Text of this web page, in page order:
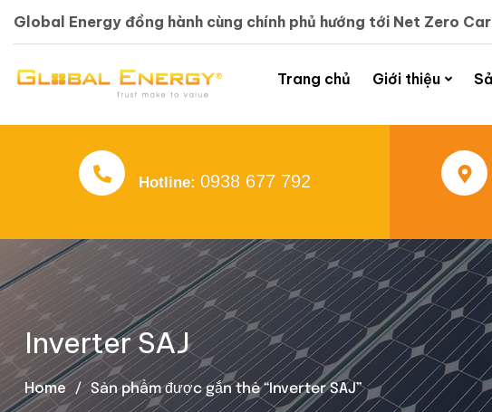
Global Energy đồng hành cùng chính phủ hướng tới Net Zero
Trang chủ Giới thiệu
Hotline: 0938 677 792
Inverter SAJ
Home Sản phẩm được gắn thẻ “Inverter SAJ”